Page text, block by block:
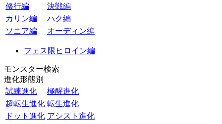
修行編
決戦編
カリン編
ハク編
ソニア編
オーディン編
フェス限ヒロイン編
モンスター検索
進化形態別
試練進化
極醒進化
超転生進化 転生進化
ドット進化 アシスト進化